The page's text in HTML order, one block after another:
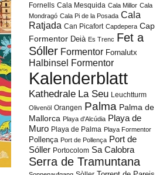
Fornells Cala Mesquida Cala Millor Cala
Mondragó Cala Pi de la Posada Cala
Ratjada Can Picafort Capdepera Cap
Formentor Deià Es Trenc Fet a
Sóller Formentor Fornalutx
Halbinsel Formentor
Kalenderblatt
Kathedrale La Seu Leuchtturm
Olivenöl Orangen Palma Palma de
Mallorca Playa d'Alcúdia Playa de
Muro Playa de Palma Playa Formentor
Pollença Port de Pollença Port de
Sóller Portocolom Sa Calobra
Serra de Tramuntana